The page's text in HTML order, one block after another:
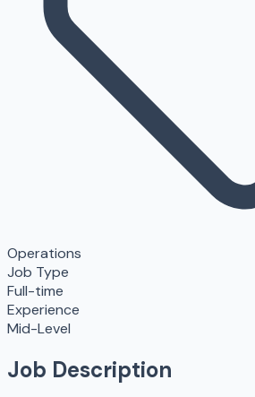
Operations
Job Type
Full-time
Experience
Mid-Level
Job Description